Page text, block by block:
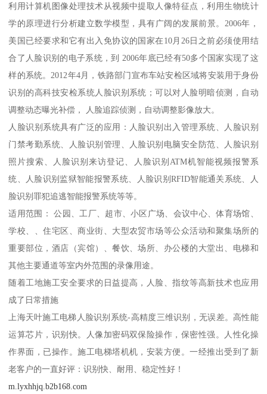
利用计算机图像处理技术从视频中提取人像特征点，利用生物统计
学的原理进行分析建立数学模型，具有广阔的发展前景。2006年，
美国已经要求和它有出入免协议的国家在10月26日之前必须使用结
合了人脸识别的电子系统，到 2006年底已经有50多个国家实现了这
样的系统。2012年4月，铁路部门宣布车站安检区域将安装用于身份
识别的高科技安检系统人脸识别系统；可以对人脸明暗侦测，自动
调整动态曝光补偿， 人脸追踪侦测，自动调整影像放大。
人脸识别系统具有广泛的应用：人脸识别出入管理系统、人脸识别
门禁考勤系统、人脸识别管理、人脸识别电脑安全防范、人脸识别
照片搜索、人脸识别来访登记、人脸识别ATM机智能视频报警系
统、人脸识别监狱智能报警系统、人脸识别RFID智能通关系统、人
脸识别罪犯追逃智能报警系统等等。
适用范围： 公园、工厂、超市、小区广场、会议中心、体育场馆、
学校、、住宅区、商业街、大型农贸市场等公众活动和聚集场所的
重要部位，酒店（宾馆）、餐饮、场所、办公楼的大堂出、电梯和
其他主要通道等室内外范围的录像用途。
随着工地施工安全要求的日益提高，人脸、指纹等高新技术也应用
成了日常措施
上海天叶施工电梯人脸识别系统-高精度三维识别，无误差。高性能
运算芯片，识别快。人像加密码双保险操作，保密性强。人性化操
作界面，已操作。施工电梯塔机机，安装方便。一经推出受到了新
老客户的一直好评：识别快、耐用、稳定性好！
m.lyxhhjq.b2b168.com